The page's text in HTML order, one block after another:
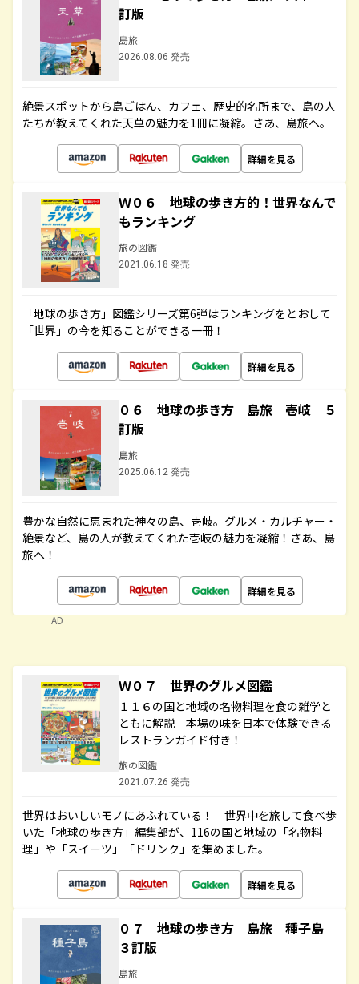
訂版
島旅
2026.08.06 発売
絶景スポットから島ごはん、カフェ、歴史的名所まで、島の人
たちが教えてくれた天草の魅力を1冊に凝縮。さあ、島旅へ。
詳細を見る
Ｗ０６ 地球の歩き方的！世界なんで
もランキング
旅の図鑑
2021.06.18 発売
「地球の歩き方」図鑑シリーズ第6弾はランキングをとおして
「世界」の今を知ることができる一冊！
詳細を見る
０６ 地球の歩き方 島旅 壱岐 ５
訂版
島旅
2025.06.12 発売
豊かな自然に恵まれた神々の島、壱岐。グルメ・カルチャー・
絶景など、島の人が教えてくれた壱岐の魅力を凝縮！さあ、島
旅へ！
詳細を見る
AD
Ｗ０７ 世界のグルメ図鑑
１１６の国と地域の名物料理を食の雑学と
ともに解説 本場の味を日本で体験できる
レストランガイド付き！
旅の図鑑
2021.07.26 発売
世界はおいしいモノにあふれている！ 世界中を旅して食べ歩
いた「地球の歩き方」編集部が、116の国と地域の「名物料
理」や「スイーツ」「ドリンク」を集めました。
詳細を見る
０７ 地球の歩き方 島旅 種子島
３訂版
島旅